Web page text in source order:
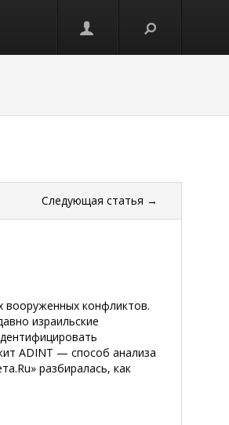
Следующая статья →
вооруженных конфликтов.
израильские
ADINT — способ анализа
разбиралась, как